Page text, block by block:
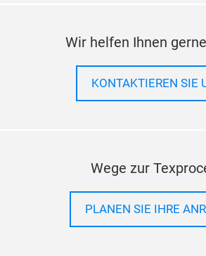
Wir helfen Ihnen
KONTAKTIEREN SIE
Wege zur
PLANEN SIE IHRE